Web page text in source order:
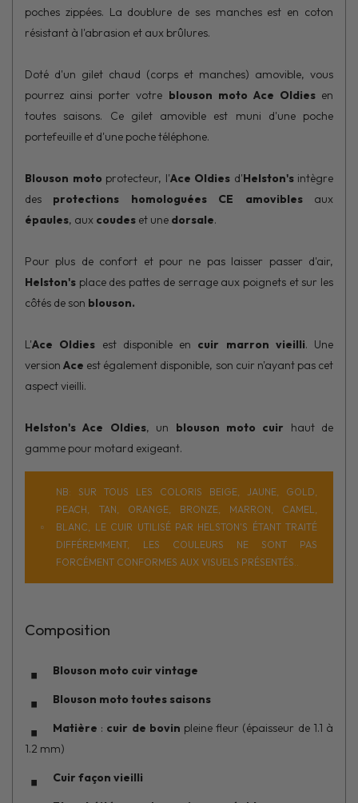
poches zippées. La doublure de ses manches est en coton
résistant à l'abrasion et aux brûlures.
Doté d'un gilet chaud (corps et manches) amovible, vous
pourrez ainsi porter votre blouson moto Ace Oldies en
toutes saisons. Ce gilet amovible est muni d'une poche
portefeuille et d'une poche téléphone.
Blouson moto protecteur, l'Ace Oldies d'Helston'sintègre
des protections homologuées CE amoviblesaux
épaules, aux coudes et une dorsale.
Pour plus de confort et pour ne pas laisser passer d'air,
Helston's place des pattes de serrage aux poignets et sur les
côtés de son blouson.
L'Ace Oldies est disponible en cuir marron vieilli. Une
versionAce est également disponible, son cuir n'ayant pas cet
aspect vieilli.
Helston's Ace Oldies, un blouson moto cuir haut de
gamme pour motard exigeant.
NB: SUR TOUS LES COLORIS BEIGE, JAUNE, GOLD,
PEACH, TAN, ORANGE, BRONZE, MARRON, CAMEL,
BLANC, LE CUIR UTILISÉ PAR HELSTON'S ÉTANT TRAITÉ
DIFFÉREMMENT, LES COULEURS NE SONT PAS
FORCÉMENT CONFORMES AUX VISUELS PRÉSENTÉS..
Composition
Blouson moto cuir vintage
Blouson moto toutes saisons
Matière : cuir de bovin pleine fleur (épaisseur de 1.1 à
1.2 mm)
Cuir façon vieilli